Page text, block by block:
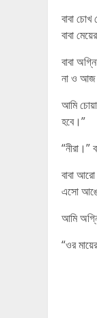
বাবা
বাবা
বাবা
না ও আজ
আমি
হবে।”
বাবা
এসো
আমি
“ওর